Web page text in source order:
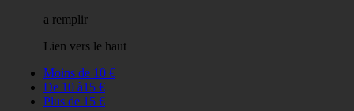
a remplir
Lien vers le haut
Moins de 10 €
De 10 à15 €
Plus de 15 €